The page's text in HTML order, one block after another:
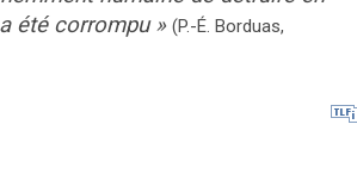
été corrompu » (P.-É. Borduas,